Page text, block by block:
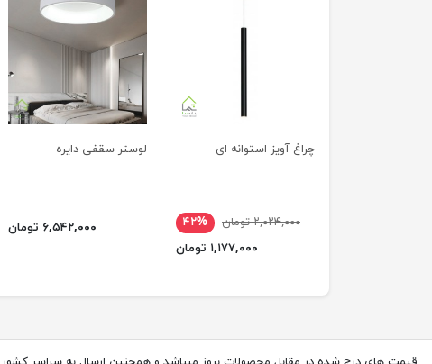
چراغ آویز استوانه ای
۲,۰۲۴,۰۰۰ تومان
۴۲%
۱,۱۷۷,۰۰۰ تومان
لوستر سقفی دایره
۶,۵۴۲,۰۰۰ تومان